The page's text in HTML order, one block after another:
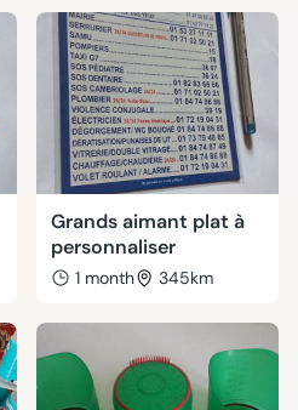
Grands aimant plat à
personnaliser
1 month 345km